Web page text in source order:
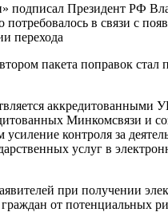
Президент РФ
в связи с
перехода
пакета поправок стал
Минкомсвязи и
усиление контроля за
услуг в
при получении
от потенциальных